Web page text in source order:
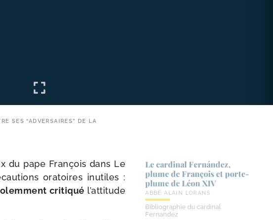
SES “ADVERSAIRES” DE LA
du pape François dans Le
ora­toires inutiles :
cri­ti­qué l’at­ti­tude
Le cardinal Fernández,
plume de François et porte-​
plume de Léon XIV
ABBÉ ALAIN LORANS
Bibliographie du cardinal
Fernandez